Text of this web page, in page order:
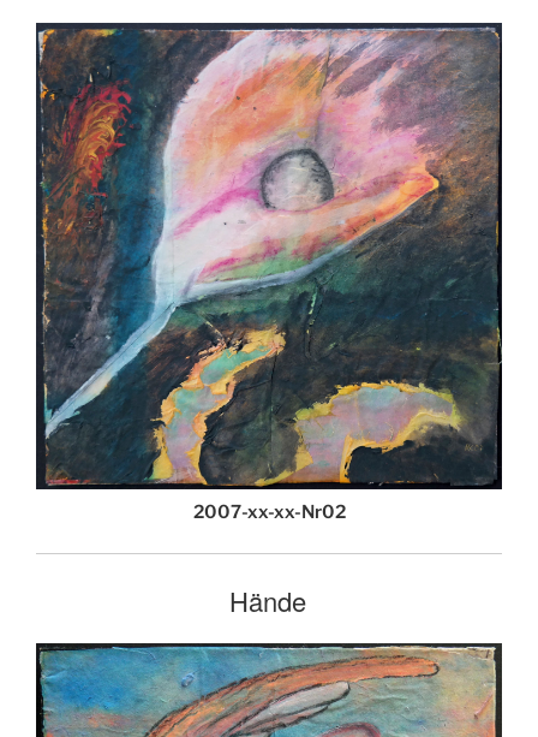
2007-xx-xx-Nr02
Hände